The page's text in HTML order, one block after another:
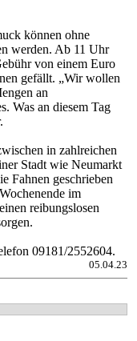
können ohne
werden. Ab 11 Uhr
von einem Euro
gefällt. „Wir wollen
an
Was an diesem Tag
in zahlreichen
Stadt wie Neumarkt
Fahnen geschrieben
im
reibungslosen
09181/2552604.
05.04.23